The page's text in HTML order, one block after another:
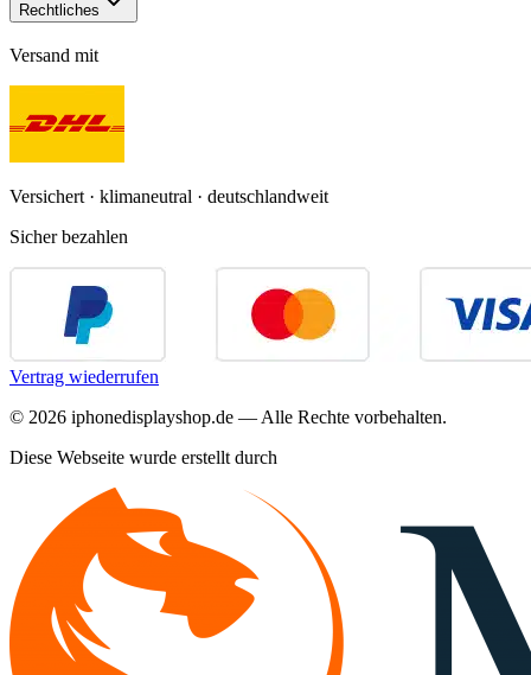
Rechtliches
Versand mit
Versichert · klimaneutral · deutschlandweit
Sicher bezahlen
Vertrag wiederrufen
© 2026 iphonedisplayshop.de — Alle Rechte vorbehalten.
Diese Webseite wurde erstellt durch